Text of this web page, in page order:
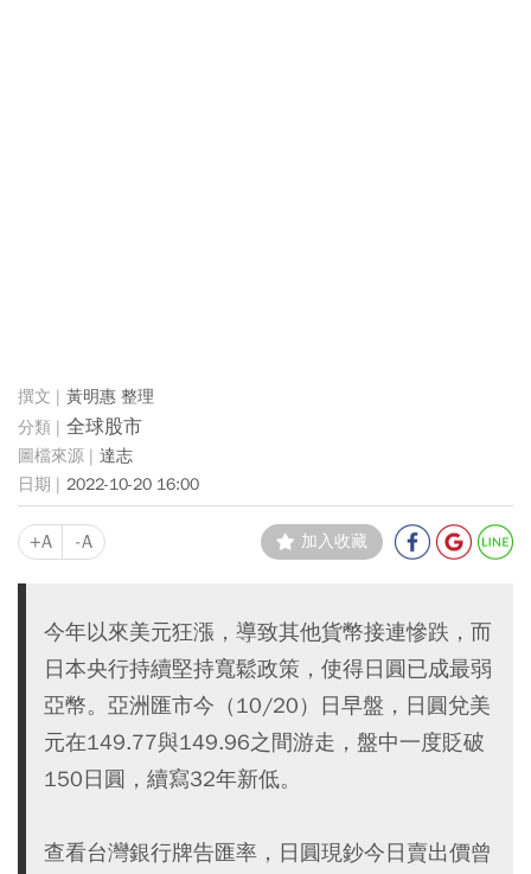
黃明惠 整理
全球股市
達志
2022-10-20 16:00
+A -A 加入收藏
今年以來美元狂漲，導致其他貨幣接連慘跌，而
日本央行持續堅持寬鬆政策，使得日圓已成最弱
亞幣。亞洲匯市今（10/20）日早盤，日圓兌美
元在149.77與149.96之間游走，盤中一度貶破
150日圓，續寫32年新低。
查看台灣銀行牌告匯率，日圓現鈔今日賣出價曾